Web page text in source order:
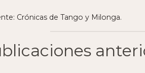
Crónicas de Tango y Milonga.